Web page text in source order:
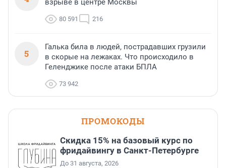
взрыве в центре Москвы
80 591 216
5
Галька била в людей, пострадавших грузили
в скорые на лежаках. Что происходило в
Геленджике после атаки БПЛА
73 942
ПРОМОКОДЫ
Скидка 15% на базовый курс по
фридайвингу в Санкт-Петербурге
До 31 августа, 2026